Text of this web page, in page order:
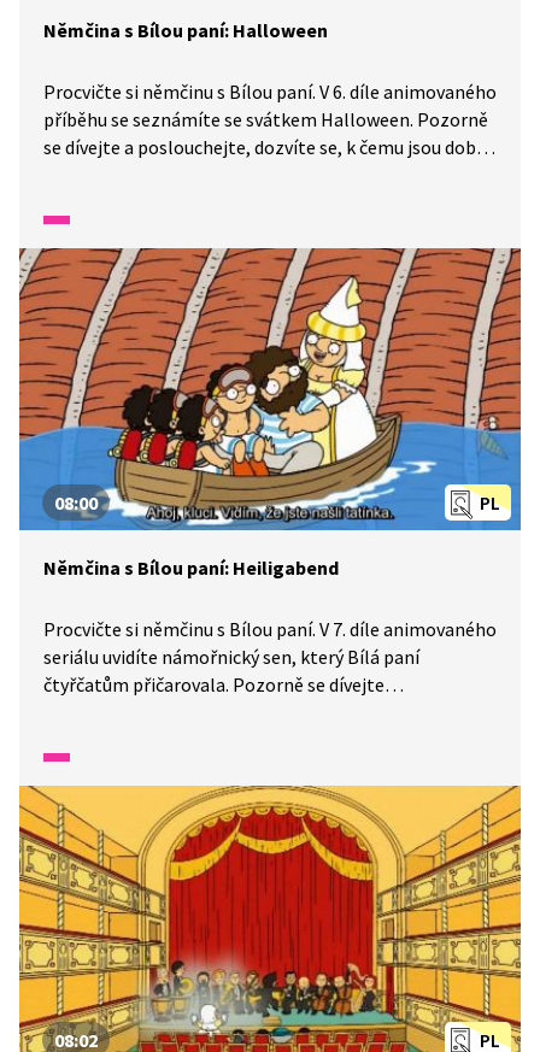
Němčina s Bílou paní: Halloween
Procvičte si němčinu s Bílou paní. V 6. díle animovaného
příběhu se seznámíte se svátkem Halloween. Pozorně
se dívejte a poslouchejte, dozvíte se, k čemu jsou dobré
PL
08:00
Němčina s Bílou paní: Heiligabend
Procvičte si němčinu s Bílou paní. V 7. díle animovaného
seriálu uvidíte námořnický sen, který Bílá paní
čtyřčatům přičarovala. Pozorně se dívejte
PL
08:02